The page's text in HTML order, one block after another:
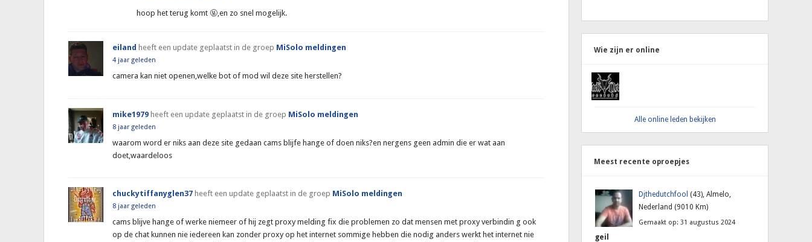
hoop het terug komt 🤬,en zo snel mogelijk.
eiland heeft een update geplaatst in de groep MiSolo meldingen
4 jaar geleden
camera kan niet openen,welke bot of mod wil deze site herstellen?
mike1979 heeft een update geplaatst in de groep MiSolo meldingen
8 jaar geleden
waarom word er niks aan deze site gedaan cams blijfe hange of doen niks?en nergens geen admin die er wat aan
doet,waardeloos
chuckytiffanyglen37 heeft een update geplaatst in de groep MiSolo meldingen
8 jaar geleden
cams blijve hange of werke niemeer of hij zegt proxy melding fix die problemen zo dat mensen met proxy verbindin g ook
op de chat kunnen nie iedereen kan zonder proxy op het internet sommige hebben die nodig anders werkt het internet nie
Wie zijn er online
Alle online leden bekijken
Meest recente oproepjes
Djthedutchfool (43), Almelo,
Nederland (9010 Km)
Gemaakt op: 31 augustus 2024
geil